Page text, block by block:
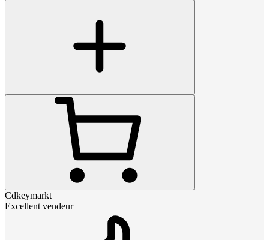
Cdkeymarkt
Excellent vendeur